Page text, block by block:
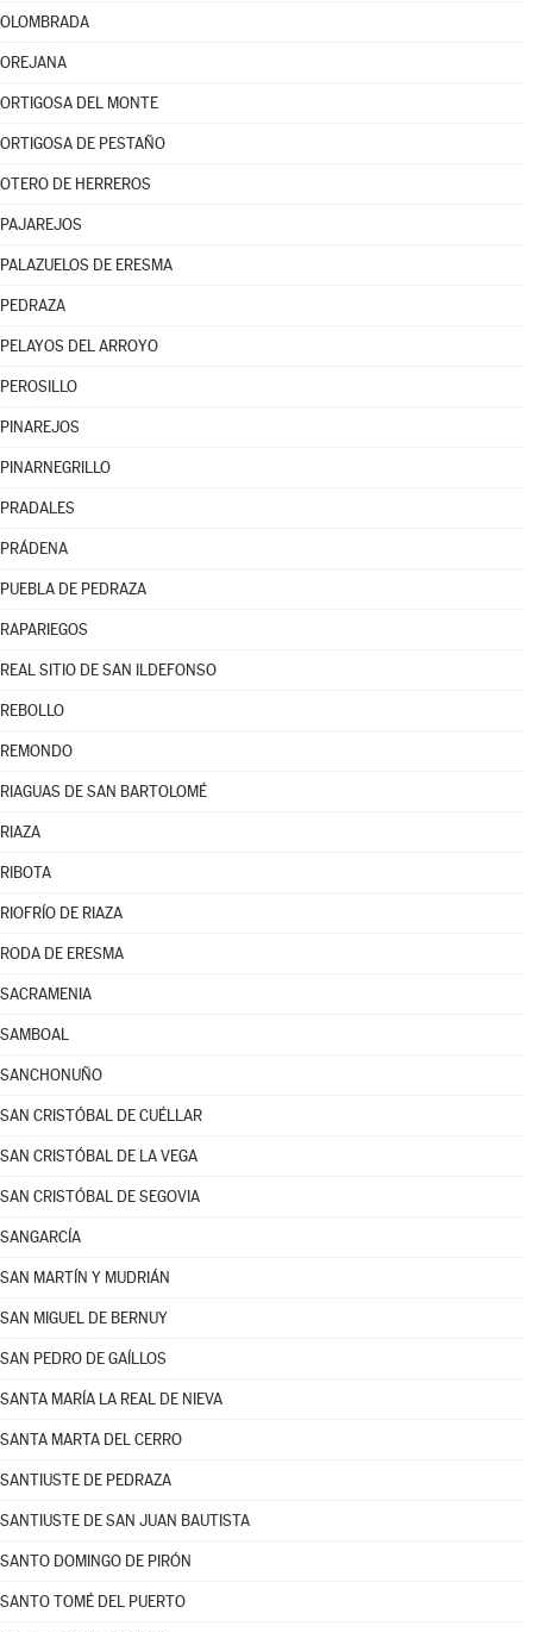
OLOMBRADA
OREJANA
ORTIGOSA DEL MONTE
ORTIGOSA DE PESTAÑO
OTERO DE HERREROS
PAJAREJOS
PALAZUELOS DE ERESMA
PEDRAZA
PELAYOS DEL ARROYO
PEROSILLO
PINAREJOS
PINARNEGRILLO
PRADALES
PRÁDENA
PUEBLA DE PEDRAZA
RAPARIEGOS
REAL SITIO DE SAN ILDEFONSO
REBOLLO
REMONDO
RIAGUAS DE SAN BARTOLOMÉ
RIAZA
RIBOTA
RIOFRÍO DE RIAZA
RODA DE ERESMA
SACRAMENIA
SAMBOAL
SANCHONUÑO
SAN CRISTÓBAL DE CUÉLLAR
SAN CRISTÓBAL DE LA VEGA
SAN CRISTÓBAL DE SEGOVIA
SANGARCÍA
SAN MARTÍN Y MUDRIÁN
SAN MIGUEL DE BERNUY
SAN PEDRO DE GAÍLLOS
SANTA MARÍA LA REAL DE NIEVA
SANTA MARTA DEL CERRO
SANTIUSTE DE PEDRAZA
SANTIUSTE DE SAN JUAN BAUTISTA
SANTO DOMINGO DE PIRÓN
SANTO TOMÉ DEL PUERTO